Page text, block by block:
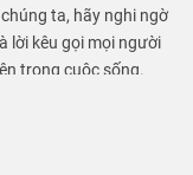
ta, hãy nghi ngờ
lời kêu gọi mọi người
trong cuộc sống.
bởi thông tin sai
này của Descartes